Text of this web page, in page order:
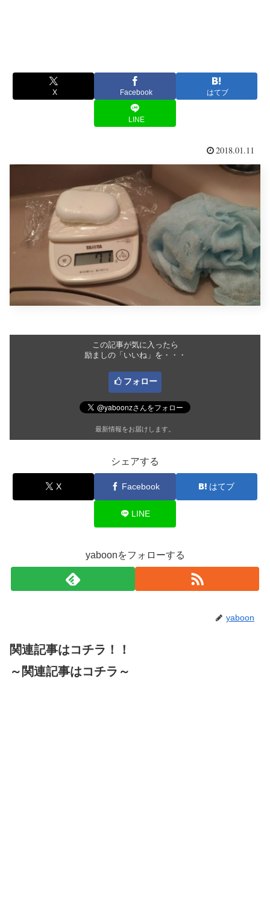
X Facebook はてブ
LINE
2018.01.11
この記事が気に入ったら
励ましの「いいね」を・・・
フォロー
最新情報をお届けします。
シェアする
X Facebook はてブ
LINE
yaboonをフォローする
yaboon
関連記事はコチラ！！
～関連記事はコチラ～